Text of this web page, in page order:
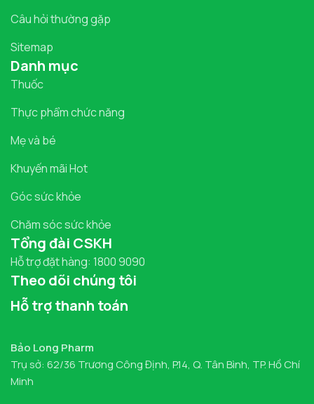
Câu hỏi thường gặp
Sitemap
Danh mục
Thuốc
Thực phẩm chức năng
Mẹ và bé
Khuyến mãi Hot
Góc sức khỏe
Chăm sóc sức khỏe
Tổng đài CSKH
Hỗ trợ đặt hàng: 1800 9090
Theo dõi chúng tôi
Hỗ trợ thanh toán
Bảo Long Pharm
Trụ sở: 62/36 Trương Công Định, P.14, Q. Tân Bình, TP. Hồ Chí
Minh